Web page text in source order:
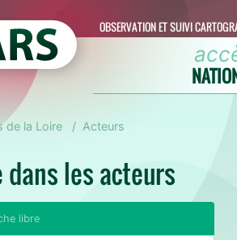
OBSERVATION ET SUIVI
de la Loire Acteurs
dans les acteurs